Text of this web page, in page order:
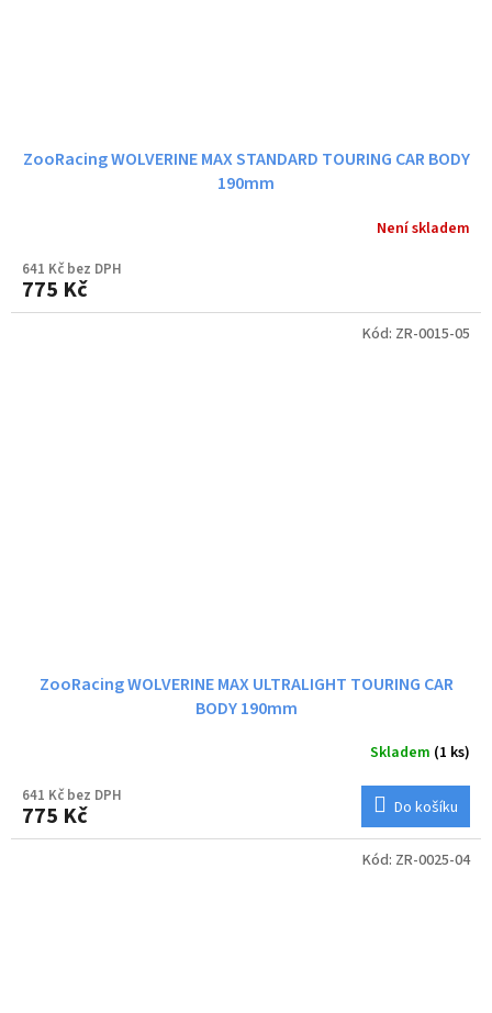
ZooRacing WOLVERINE MAX STANDARD TOURING CAR BODY
190mm
Není skladem
641 Kč bez DPH
775 Kč
ZooRacing WOLVERINE MAX ULTRALIGHT TOURING CAR
BODY 190mm
Skladem (1 ks)
641 Kč bez DPH
775 Kč Do košíku
Kód: ZR-0015-05
Kód: ZR-0025-04